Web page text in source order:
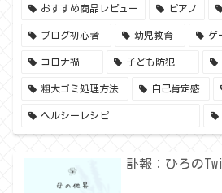
おすすめ商品レビュー ピアノ
ブログ初心者 幼児教育 ゲ
コロナ禍 子ども防犯
粗大ゴミ処理方法 自己肯定感
ヘルシーレシピ
訃報：ひろの